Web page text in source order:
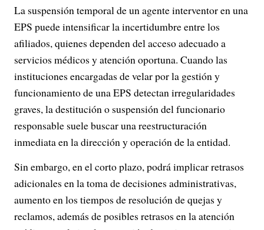
La suspensión temporal de un agente interventor en una
EPS puede intensificar la incertidumbre entre los
afiliados, quienes dependen del acceso adecuado a
servicios médicos y atención oportuna. Cuando las
instituciones encargadas de velar por la gestión y
funcionamiento de una EPS detectan irregularidades
graves, la destitución o suspensión del funcionario
responsable suele buscar una reestructuración
inmediata en la dirección y operación de la entidad.
Sin embargo, en el corto plazo, podrá implicar retrasos
adicionales en la toma de decisiones administrativas,
aumento en los tiempos de resolución de quejas y
reclamos, además de posibles retrasos en la atención